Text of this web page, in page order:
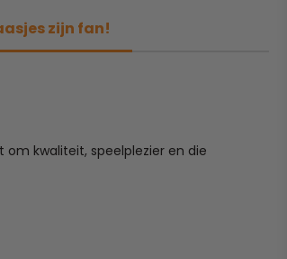
zijn fan!
kwaliteit, speelplezier en die